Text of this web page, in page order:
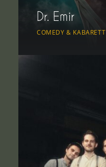
Dr. Emir
COMEDY & KABARETT